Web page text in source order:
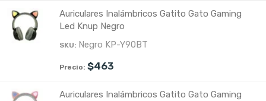
Auriculares Inalámbricos Gatito Gato Gaming
Led Knup Negro
Negro KP-Y90BT
$463
Auriculares Inalámbricos Gatito Gato Gaming